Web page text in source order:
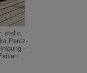
stellv.
Peetz-
–